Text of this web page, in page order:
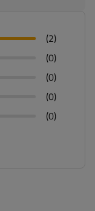
(2)
(0)
(0)
(0)
(0)